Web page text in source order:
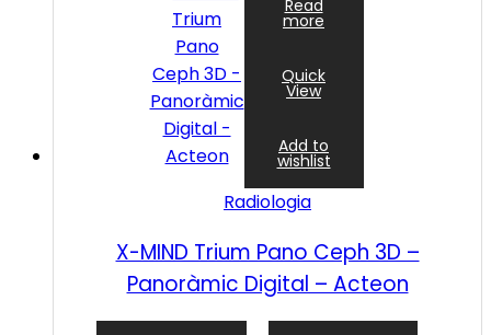
Read
more
Quick
View
Add to
wishlist
Radiologia
X-MIND Trium Pano Ceph 3D –
Panoràmic Digital – Acteon